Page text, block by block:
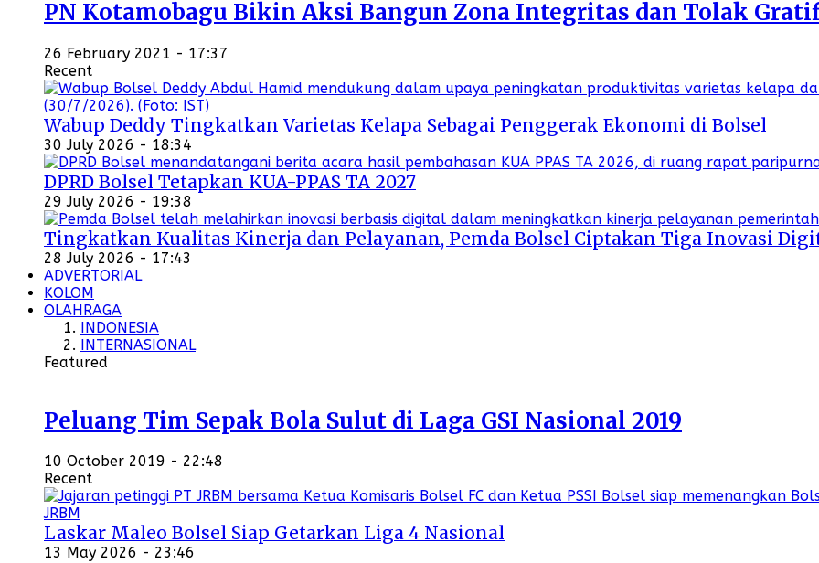
PN Kotamobagu Bikin Aksi Bangun Zona Integritas dan Tolak
26 February 2021 - 17:37
Recent
Wabup Deddy Tingkatkan Varietas Kelapa Sebagai Penggerak Ekonomi di Bolsel
30 July 2026 - 18:34
DPRD Bolsel Tetapkan KUA-PPAS TA 2027
29 July 2026 - 19:38
Tingkatkan Kualitas Kinerja dan Pelayanan, Pemda Bolsel Ciptakan Tiga Inovasi
28 July 2026 - 17:43
ADVERTORIAL
KOLOM
OLAHRAGA
INDONESIA
INTERNASIONAL
Featured
Peluang Tim Sepak Bola Sulut di Laga GSI Nasional 2019
10 October 2019 - 22:48
Recent
Laskar Maleo Bolsel Siap Getarkan Liga 4 Nasional
13 May 2026 - 23:46